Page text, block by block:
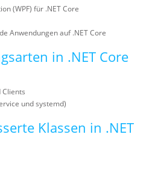
(WPF) für .NET Core
Anwendungen auf .NET Core
in .NET Core
Clients
und systemd)
Klassen in .NET